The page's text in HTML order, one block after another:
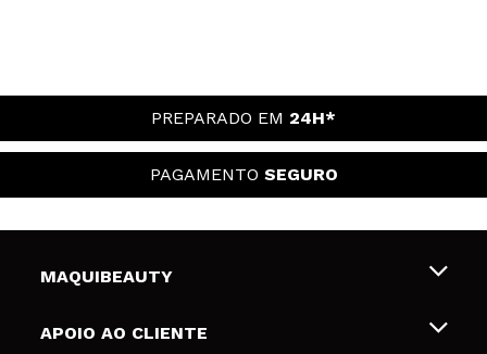
PREPARADO EM 24H*
PAGAMENTO SEGURO
MAQUIBEAUTY
Sobre nós
APOIO AO CLIENTE